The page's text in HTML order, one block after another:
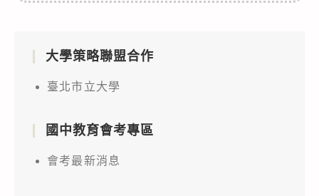
大學策略聯盟合作
臺北市立大學
國中教育會考專區
會考最新消息